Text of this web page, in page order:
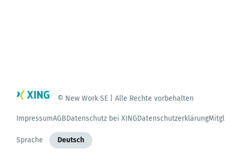
© New Work SE | Alle Rechte vorbehalten
ImpressumAGBDatenschutz bei XINGDatenschutzerklärung
Sprache Deutsch